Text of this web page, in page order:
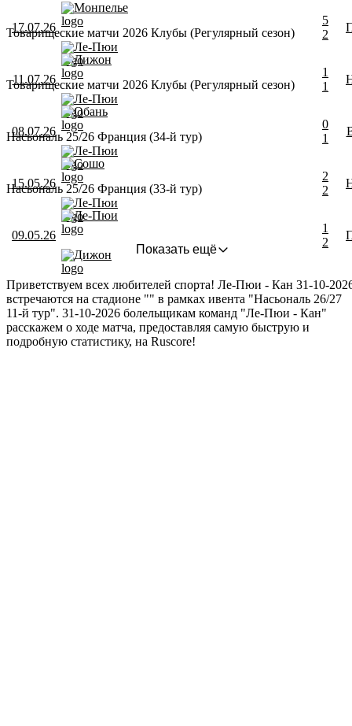
17.07.26
Монпелье
Ле-Пюи
5
2
Товарищеские матчи 2026 Клубы (Регулярный сезон)
11.07.26
Дижон
Ле-Пюи
1
1
Товарищеские матчи 2026 Клубы (Регулярный сезон)
08.07.26
Обань
Ле-Пюи
0
1
Насьональ 25/26 Франция (34-й тур)
15.05.26
Сошо
Ле-Пюи
2
2
Насьональ 25/26 Франция (33-й тур)
09.05.26
Ле-Пюи
Дижон
1
2
Показать ещё
Приветствуем всех любителей спорта! Ле-Пюи - Кан 31-10-
встречаются на стадионе "" в рамках ивента "Насьональ 26/27
11-й тур". 31-10-2026 болельщикам команд "Ле-Пюи - Кан"
расскажем о ходе матча, предоставляя самую быструю и
подробную статистику, на Ruscore!